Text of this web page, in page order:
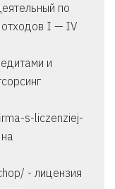
по
I — IV
и
s-liczenziej-
- лицензия